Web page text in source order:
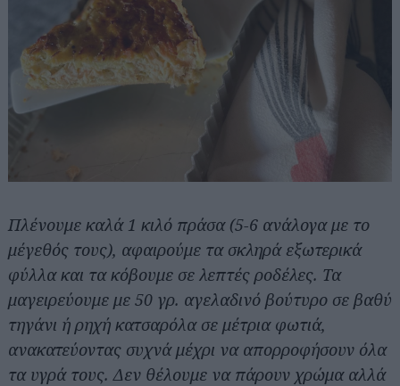
Πλένουμε καλά 1 κιλό πράσα (5-6 ανάλογα με το
μέγεθός τους), αφαιρούμε τα σκληρά εξωτερικά
φύλλα και τα κόβουμε σε λεπτές ροδέλες. Τα
μαγειρεύουμε με 50 γρ. αγελαδινό βούτυρο σε βαθύ
τηγάνι ή ρηχή κατσαρόλα σε μέτρια φωτιά,
ανακατεύοντας συχνά μέχρι να απορροφήσουν όλα
τα υγρά τους. Δεν θέλουμε να πάρουν χρώμα αλλά